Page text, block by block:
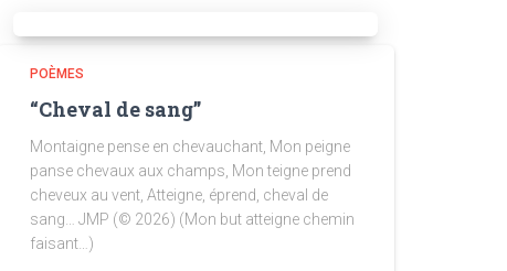
POÈMES
“Cheval de sang”
Montaigne pense en chevauchant, Mon peigne
panse chevaux aux champs, Mon teigne prend
cheveux au vent, Atteigne, éprend, cheval de
sang… JMP (© 2026) (Mon but atteigne chemin
faisant…)